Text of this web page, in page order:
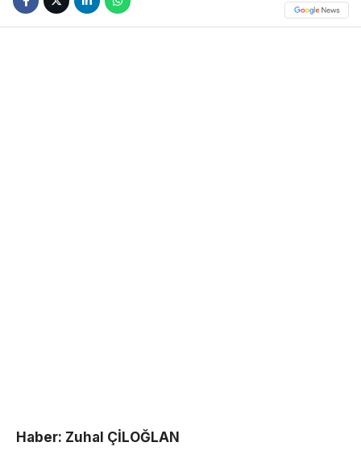
Haber: Zuhal ÇİLOĞLAN